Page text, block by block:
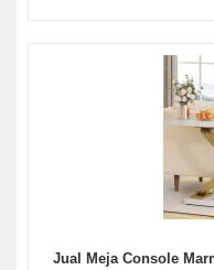
Jual Meja Console